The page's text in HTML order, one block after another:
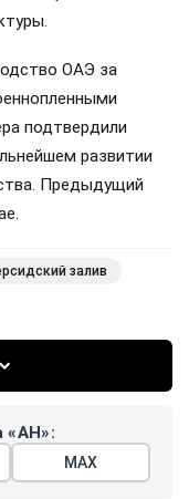
ОАЭ за
подтвердили
развитии
Предыдущий
залив
«АН»:
МАХ